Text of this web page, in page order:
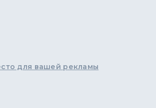
для вашей рекламы